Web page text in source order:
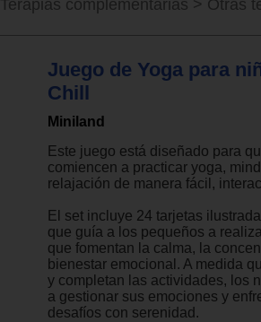
Terapias complementarias > Otras
Juego de Yoga para
Chill
Miniland
Este juego está diseñado para
comiencen a practicar yoga,
relajación de manera fácil,
El set incluye 24 tarjetas
que guía a los pequeños a
que fomentan la calma, la
bienestar emocional. A medida
y completan las actividades, los
a gestionar sus emociones y
desafíos con serenidad.